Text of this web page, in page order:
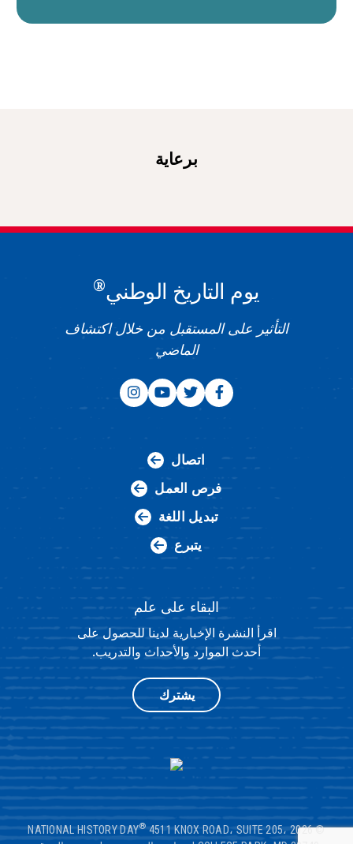
برعاية
يوم التاريخ الوطني®
التأثير على المستقبل من خلال اكتشاف
الماضي
اتصال
فرص العمل
تبديل اللغة
يتبرع
البقاء على علم
اقرأ النشرة الإخبارية لدينا للحصول على
أحدث الموارد والأحداث والتدريب.
يشترك
© 2026 NATIONAL HISTORY DAY
® 4511 KNOX ROAD، SUITE 205،